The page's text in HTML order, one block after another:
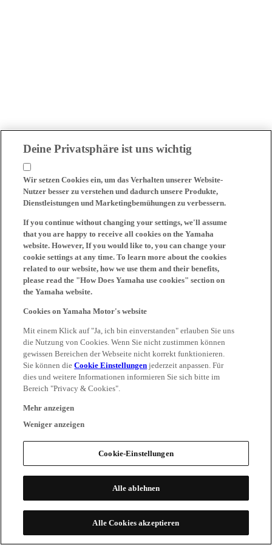
Deine Privatsphäre ist uns wichtig
Wir setzen Cookies ein, um das Verhalten unserer Website-
Nutzer besser zu verstehen und dadurch unsere Produkte,
Dienstleistungen und Marketingbemühungen zu verbessern.
If you continue without changing your settings, we'll assume
that you are happy to receive all cookies on the Yamaha
website. However, If you would like to, you can change your
cookie settings at any time. To learn more about the cookies
related to our website, how we use them and their benefits,
please read the "How Does Yamaha use cookies" section on
the Yamaha website.
Cookies on Yamaha Motor's website
Mit einem Klick auf "Ja, ich bin einverstanden" erlauben Sie uns
die Nutzung von Cookies. Wenn Sie nicht zustimmen können
gewissen Bereichen der Webseite nicht korrekt funktionieren.
Sie können dieCookie Einstellungen jederzeit anpassen. Für
dies und weitere Informationen informieren Sie sich bitte im
Bereich "Privacy & Cookies".
Mehr anzeigen
Weniger anzeigen
Cookie-Einstellungen
Alle ablehnen
Alle Cookies akzeptieren